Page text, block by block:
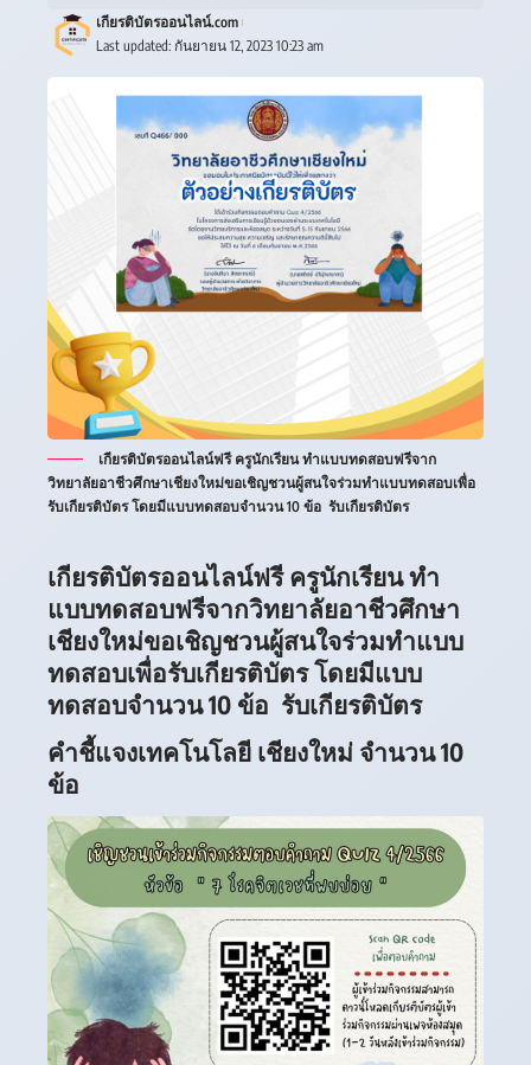
Last updated: กันยายน 12, 2023 10:23 am
เกียรติบัตรออนไลน์.com
เกียรติบัตรออนไลน์ฟรี ครูนักเรียน ทำแบบทดสอบฟรีจาก
วิทยาลัยอาชีวศึกษาเชียงใหม่ขอเชิญชวนผู้สนใจร่วมทำแบบทดสอบเพื่อ
รับเกียรติบัตร โดยมีแบบทดสอบจำนวน 10 ข้อ รับเกียรติบัตร
เกียรติบัตรออนไลน์ฟรี ครูนักเรียน ทำ
แบบทดสอบฟรีจากวิทยาลัยอาชีวศึกษา
เชียงใหม่ขอเชิญชวนผู้สนใจร่วมทำแบบ
ทดสอบเพื่อรับเกียรติบัตร โดยมีแบบ
ทดสอบจำนวน 10 ข้อ รับเกียรติบัตร
คำชี้แจงเทคโนโลยี เชียงใหม่ จำนวน 10
ข้อ